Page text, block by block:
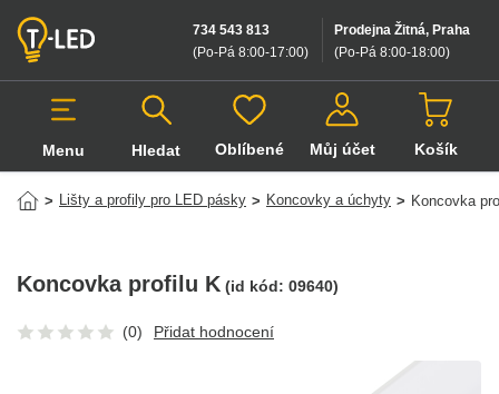
Prodejna Žitná, Praha
(Po-Pá 8:00-18:00)
734 543 813
(Po-Pá 8:00-17:00)
Menu Hledat
Hledat v produktech
Oblíbené Můj účet Košík
> Lišty a profily pro LED pásky > Koncovky a úchyty > Koncovka
Koncovka profilu K (id kód: 09640)
(0) Přidat hodnocení